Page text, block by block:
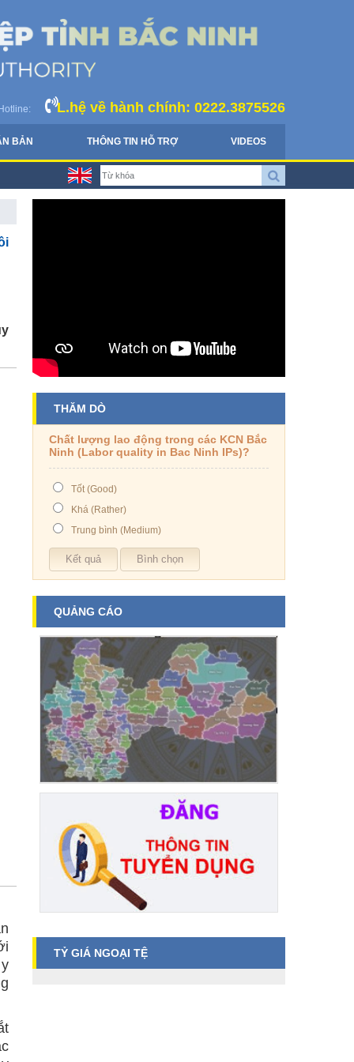
Hotline: L.hệ về hành chính: 0222.3875526
BẢN THÔNG TIN HỖ TRỢ VIDEOS
THĂM DÒ
Chất lượng lao động trong các KCN Bắc
Ninh (Labor quality in Bac Ninh IPs)?
Tốt (Good)
Khá (Rather)
Trung bình (Medium)
QUẢNG CÁO
TỶ GIÁ NGOẠI TỆ